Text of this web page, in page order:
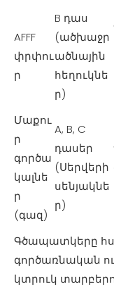
AFFF
փրփու
ր
B դաս
(ածխաջր
ածնային
հեղուկնե
ր)
Մաքու
ր
գործա
կալնե
ր
(գազ)
A, B, C
դասեր
(Սերվերի
սենյակնե
ր)
Գծապատկերը
գործառնական
կտրուկ